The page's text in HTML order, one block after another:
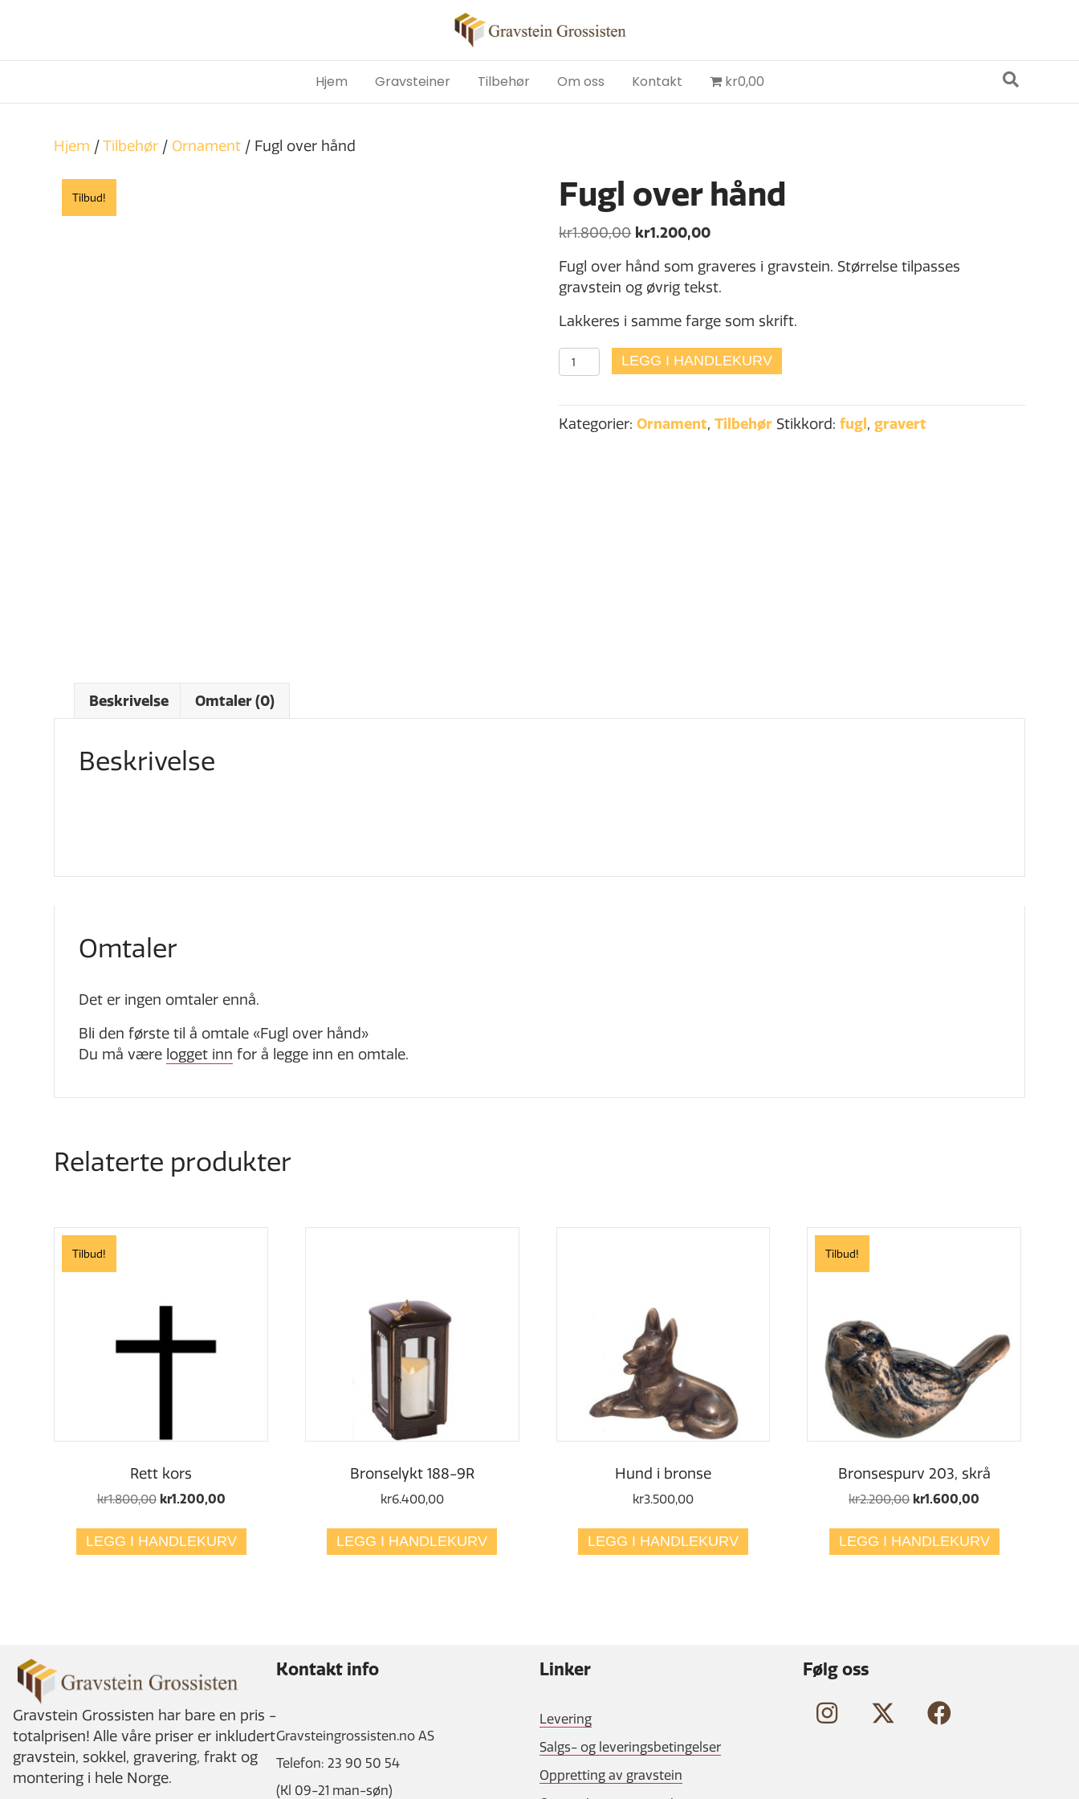
Hjem Gravsteiner Tilbehør Om oss Kontakt kr0,00
Hjem /Tilbehør / Ornament / Fugl over hånd
Tilbud! Fugl over hånd
kr1.800,00 Opprinnelig
var:
kr1.800,00.
kr1.200,00Nåværende
er:
kr1.200,00.
Fugl over hånd som graveres i gravstein. Størrelse tilpasses
gravstein og øvrig tekst.
Lakkeres i samme farge som skrift.
Fugl
over
antall
LEGG I HANDLEKURV
Kategorier:Ornament,Tilbehør Stikkord:fugl,gravert
Beskrivelse Omtaler (0)
Beskrivelse
Omtaler
Det er ingen omtaler ennå.
Bli den første til å omtale «Fugl over hånd»
Du må være logget inn for å legge inn en omtale.
Relaterte produkter
Tilbud!
Rett kors
kr1.800,00 Opprinnelig
var:
kr1.800,00.
kr1.200,00Nåværende
er:
kr1.200,00.
LEGG I HANDLEKURV
Bronselykt 188-9R
kr6.400,00
LEGG I HANDLEKURV
Hund i bronse
kr3.500,00
LEGG I HANDLEKURV
Tilbud!
Bronsespurv 203, skrå
kr2.200,00 Opprinnelig
var:
kr2.200,00.
kr1.600,00
er:
kr1.600,00.
LEGG I HANDLEKURV
Gravstein Grossisten har bare en pris -
totalprisen! Alle våre priser er inkludert
gravstein, sokkel, gravering, frakt og
montering i hele Norge.
Kontakt info
Gravsteingrossisten.no AS
Telefon: 23 90 50 54
(Kl 09-21 man-søn)
Linker
Levering
Salgs- og leveringsbetingelser
Oppretting av gravstein
Følg oss